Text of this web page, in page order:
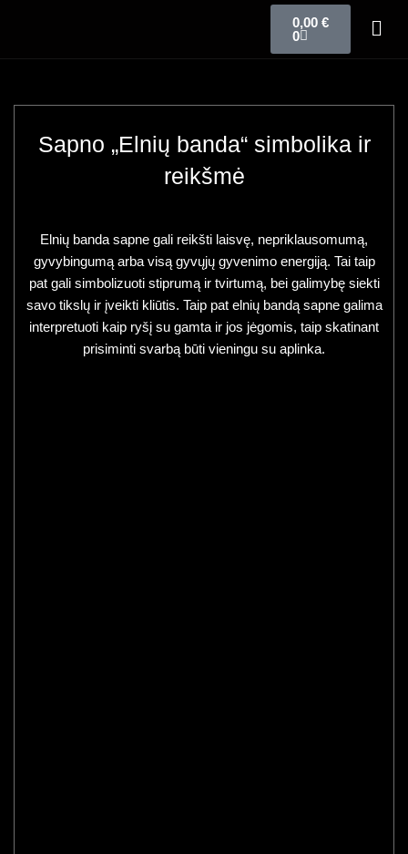
0,00 €
0
Sapno „Elnių banda“ simbolika ir
reikšmė
Elnių banda sapne gali reikšti laisvę, nepriklausomumą,
gyvybingumą arba visą gyvųjų gyvenimo energiją. Tai taip
pat gali simbolizuoti stiprumą ir tvirtumą, bei galimybę siekti
savo tikslų ir įveikti kliūtis. Taip pat elnių bandą sapne galima
interpretuoti kaip ryšį su gamta ir jos jėgomis, taip skatinant
prisiminti svarbą būti vieningu su aplinka.